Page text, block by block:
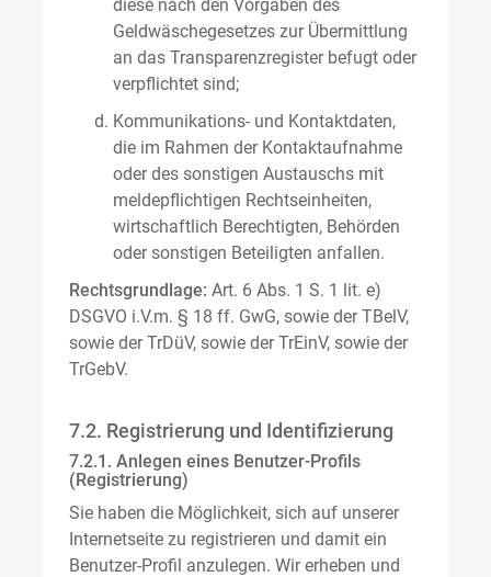
diese nach den Vorgaben des
Geldwäschegesetzes zur Übermittlung
an das Transparenzregister befugt oder
verpflichtet sind;
Kommunikations- und Kontaktdaten,
die im Rahmen der Kontaktaufnahme
oder des sonstigen Austauschs mit
meldepflichtigen Rechtseinheiten,
wirtschaftlich Berechtigten, Behörden
oder sonstigen Beteiligten anfallen.
Rechtsgrundlage: Art. 6 Abs. 1 S. 1 lit. e)
DSGVO i.V.m. § 18 ff. GwG, sowie der TBelV,
sowie der TrDüV, sowie der TrEinV, sowie der
TrGebV.
7.2. Registrierung und Identifizierung
7.2.1. Anlegen eines Benutzer-Profils
(Registrierung)
Sie haben die Möglichkeit, sich auf unserer
Internetseite zu registrieren und damit ein
Benutzer-Profil anzulegen. Wir erheben und